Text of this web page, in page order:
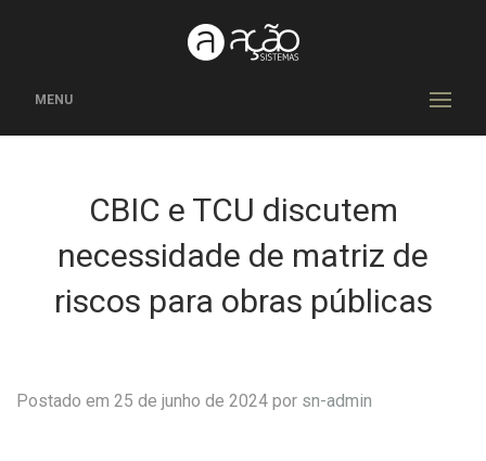
MENU
CBIC e TCU discutem
necessidade de matriz de
riscos para obras públicas
Postado em 25 de junho de 2024 por sn-admin